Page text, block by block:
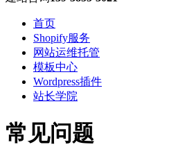
首页
Shopify服务
网站运维托管
模板中心
Wordpress插件
站长学院
常见问题